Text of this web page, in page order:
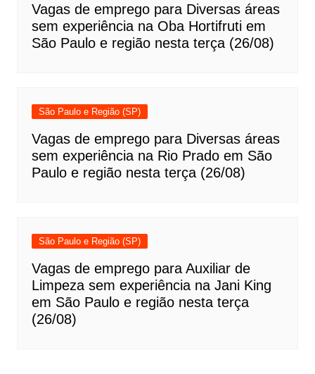
Vagas de emprego para Diversas áreas
sem experiência na Oba Hortifruti em
São Paulo e região nesta terça (26/08)
São Paulo e Região (SP)
Vagas de emprego para Diversas áreas
sem experiência na Rio Prado em São
Paulo e região nesta terça (26/08)
São Paulo e Região (SP)
Vagas de emprego para Auxiliar de
Limpeza sem experiência na Jani King
em São Paulo e região nesta terça
(26/08)